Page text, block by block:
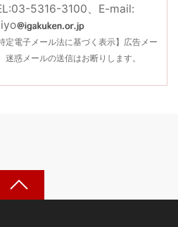
5316-3100、E-mail:
特定電子メール法に基づく表示】広告メー
迷惑メールの送信はお断りします。